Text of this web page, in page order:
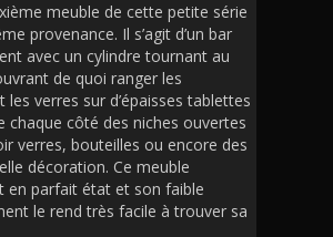
meuble de cette petite série
provenance. Il s’agit d’un bar
avec un cylindre tournant au
de quoi ranger les
les verres sur d’épaisses tablettes
chaque côté des niches ouvertes
verres, bouteilles ou encore des
décoration. Ce meuble
en parfait état et son faible
le rend très facile à trouver sa